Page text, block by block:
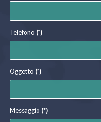
Telefono (*)
Oggetto (*)
Messaggio (*)